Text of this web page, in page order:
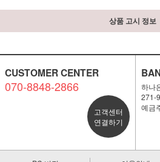
상품 고시 정보
CUSTOMER CENTER
070-8848-2866
고객센터
연결하기
하나
271-
예금